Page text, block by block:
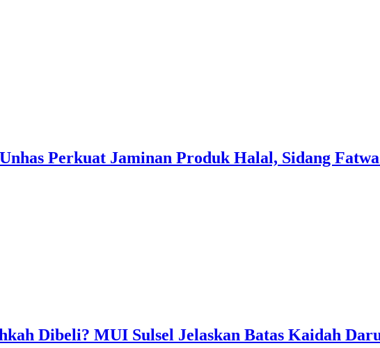
Perkuat Jaminan Produk Halal, Sidang
Dibeli? MUI Sulsel Jelaskan Batas Kaidah